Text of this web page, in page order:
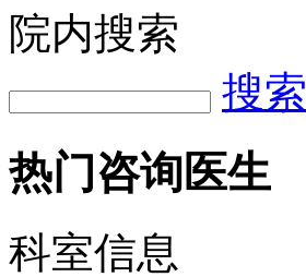
院内搜索
搜索
热门咨询医生
科室信息